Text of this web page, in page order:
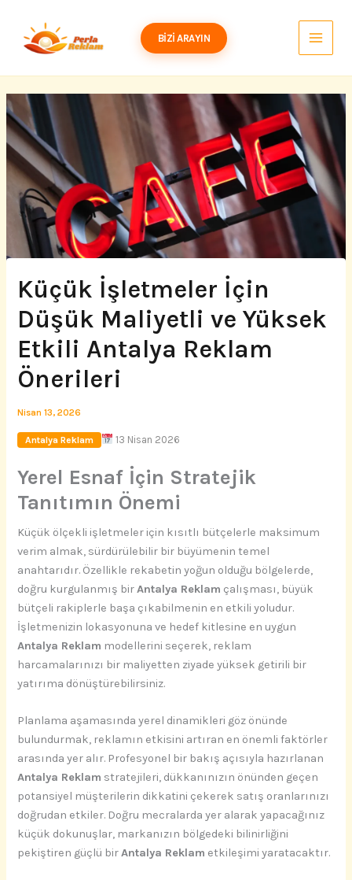
BIZI ARAYIN
Küçük İşletmeler İçin
Düşük Maliyetli ve Yüksek
Etkili Antalya Reklam
Önerileri
Nisan 13, 2026
Antalya Reklam 13 Nisan 2026
Yerel Esnaf İçin Stratejik
Tanıtımın Önemi
Küçük ölçekli işletmeler için kısıtlı bütçelerle maksimum
verim almak, sürdürülebilir bir büyümenin temel
anahtarıdır. Özellikle rekabetin yoğun olduğu bölgelerde,
doğru kurgulanmış birAntalya Reklam çalışması, büyük
bütçeli rakiplerle başa çıkabilmenin en etkili yoludur.
İşletmenizin lokasyonuna ve hedef kitlesine en uygun
Antalya Reklam modellerini seçerek, reklam
harcamalarınızı bir maliyetten ziyade yüksek getirili bir
yatırıma dönüştürebilirsiniz.
Planlama aşamasında yerel dinamikleri göz önünde
bulundurmak, reklamın etkisini artıran en önemli faktörler
arasında yer alır. Profesyonel bir bakış açısıyla hazırlanan
Antalya Reklam stratejileri, dükkanınızın önünden geçen
potansiyel müşterilerin dikkatini çekerek satış oranlarınızı
doğrudan etkiler. Doğru mecralarda yer alarak yapacağınız
küçük dokunuşlar, markanızın bölgedeki bilinirliğini
pekiştiren güçlü birAntalya Reklam etkileşimi yaratacaktır.